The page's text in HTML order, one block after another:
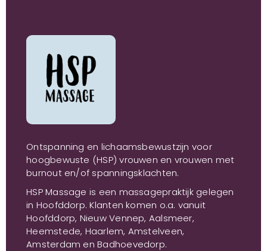
Ontspanning en lichaamsbewustzijn voor
hoogbewuste (HSP) vrouwen en vrouwen met
burnout en/of spanningsklachten.
HSP Massage is een massagepraktijk gelegen
in Hoofddorp. Klanten komen o.a. vanuit
Hoofddorp, Nieuw Vennep, Aalsmeer,
Heemstede, Haarlem, Amstelveen,
Amsterdam en Badhoevedorp.